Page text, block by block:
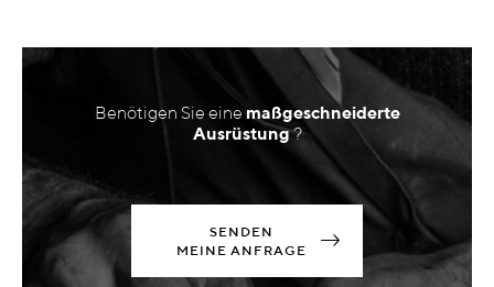
Benötigen Sie einemaßgeschneiderte
Ausrüstung?
SENDEN
MEINE ANFRAGE